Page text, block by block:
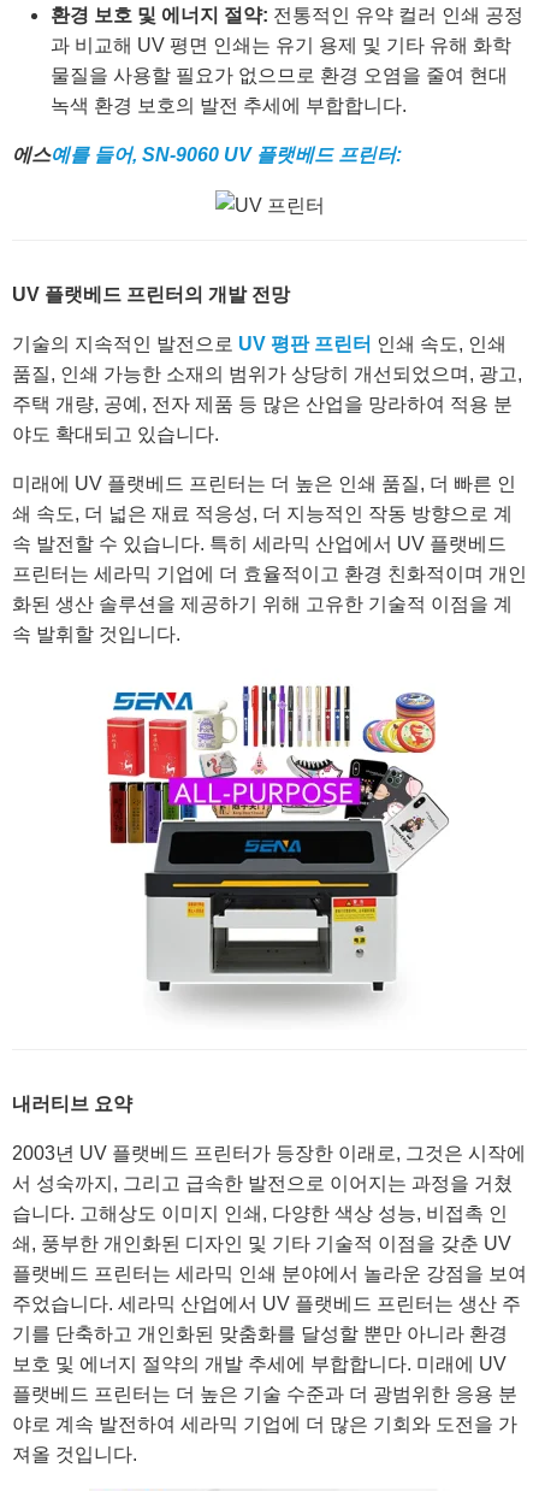
환경 보호 및 에너지 절약: 전통적인 유약 컬러 인쇄 공정
과 비교해 UV 평면 인쇄는 유기 용제 및 기타 유해 화학
물질을 사용할 필요가 없으므로 환경 오염을 줄여 현대
녹색 환경 보호의 발전 추세에 부합합니다.
에스예를 들어, SN-9060 UV 플랫베드 프린터:
UV 플랫베드 프린터의 개발 전망
기술의 지속적인 발전으로 UV 평판 프린터 인쇄 속도, 인쇄
품질, 인쇄 가능한 소재의 범위가 상당히 개선되었으며, 광고,
주택 개량, 공예, 전자 제품 등 많은 산업을 망라하여 적용 분
야도 확대되고 있습니다.
미래에 UV 플랫베드 프린터는 더 높은 인쇄 품질, 더 빠른 인
쇄 속도, 더 넓은 재료 적응성, 더 지능적인 작동 방향으로 계
속 발전할 수 있습니다. 특히 세라믹 산업에서 UV 플랫베드
프린터는 세라믹 기업에 더 효율적이고 환경 친화적이며 개인
화된 생산 솔루션을 제공하기 위해 고유한 기술적 이점을 계
속 발휘할 것입니다.
내러티브 요약
2003년 UV 플랫베드 프린터가 등장한 이래로, 그것은 시작에
서 성숙까지, 그리고 급속한 발전으로 이어지는 과정을 거쳤
습니다. 고해상도 이미지 인쇄, 다양한 색상 성능, 비접촉 인
쇄, 풍부한 개인화된 디자인 및 기타 기술적 이점을 갖춘 UV
플랫베드 프린터는 세라믹 인쇄 분야에서 놀라운 강점을 보여
주었습니다. 세라믹 산업에서 UV 플랫베드 프린터는 생산 주
기를 단축하고 개인화된 맞춤화를 달성할 뿐만 아니라 환경
보호 및 에너지 절약의 개발 추세에 부합합니다. 미래에 UV
플랫베드 프린터는 더 높은 기술 수준과 더 광범위한 응용 분
야로 계속 발전하여 세라믹 기업에 더 많은 기회와 도전을 가
져올 것입니다.